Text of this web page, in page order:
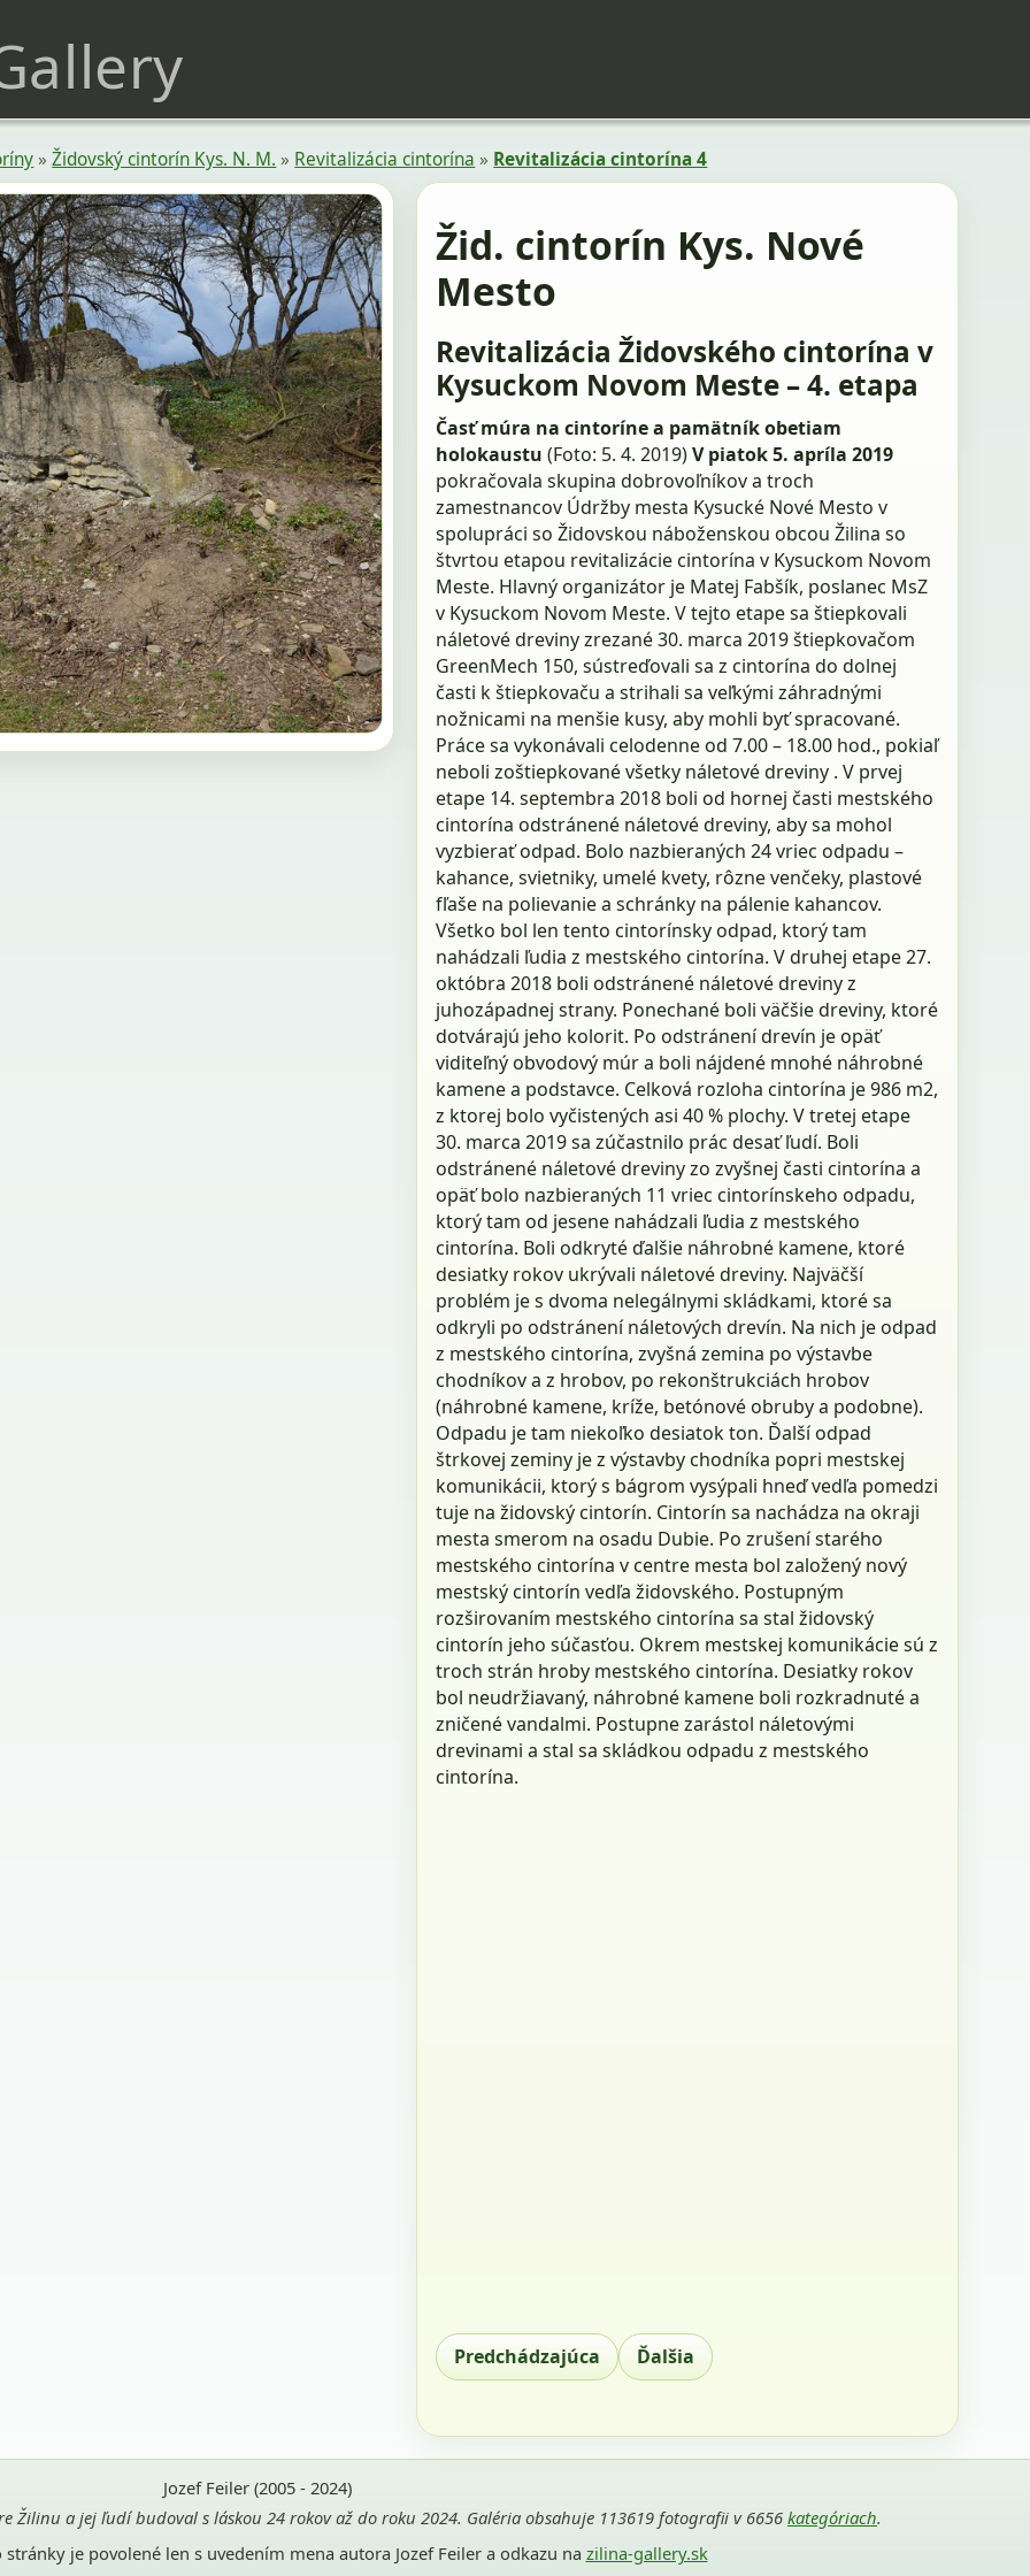
»Židovský cintorín Kys. N. M. » Revitalizácia cintorína » Revitalizácia cintorína 4
Žid. cintorín Kys. Nové
Mesto
Revitalizácia Židovského cintorína v
Kysuckom Novom Meste – 4. etapa
Časť múra na cintoríne a pamätník obetiam
holokaustu (Foto: 5. 4. 2019)V piatok 5. apríla 2019
pokračovala skupina dobrovoľníkov a troch
zamestnancov Údržby mesta Kysucké Nové Mesto v
spolupráci so Židovskou náboženskou obcou Žilina so
štvrtou etapou revitalizácie cintorína v Kysuckom Novom
Meste. Hlavný organizátor je Matej Fabšík, poslanec MsZ
v Kysuckom Novom Meste. V tejto etape sa štiepkovali
náletové dreviny zrezané 30. marca 2019 štiepkovačom
GreenMech 150, sústreďovali sa z cintorína do dolnej
časti k štiepkovaču a strihali sa veľkými záhradnými
nožnicami na menšie kusy, aby mohli byť spracované.
Práce sa vykonávali celodenne od 7.00 – 18.00 hod., pokiaľ
neboli zoštiepkované všetky náletové dreviny . V prvej
etape 14. septembra 2018 boli od hornej časti mestského
cintorína odstránené náletové dreviny, aby sa mohol
vyzbierať odpad. Bolo nazbieraných 24 vriec odpadu –
kahance, svietniky, umelé kvety, rôzne venčeky, plastové
fľaše na polievanie a schránky na pálenie kahancov.
Všetko bol len tento cintorínsky odpad, ktorý tam
nahádzali ľudia z mestského cintorína. V druhej etape 27.
októbra 2018 boli odstránené náletové dreviny z
juhozápadnej strany. Ponechané boli väčšie dreviny, ktoré
dotvárajú jeho kolorit. Po odstránení drevín je opäť
viditeľný obvodový múr a boli nájdené mnohé náhrobné
kamene a podstavce. Celková rozloha cintorína je 986 m2,
z ktorej bolo vyčistených asi 40 % plochy. V tretej etape
30. marca 2019 sa zúčastnilo prác desať ľudí. Boli
odstránené náletové dreviny zo zvyšnej časti cintorína a
opäť bolo nazbieraných 11 vriec cintorínskeho odpadu,
ktorý tam od jesene nahádzali ľudia z mestského
cintorína. Boli odkryté ďalšie náhrobné kamene, ktoré
desiatky rokov ukrývali náletové dreviny. Najväčší
problém je s dvoma nelegálnymi skládkami, ktoré sa
odkryli po odstránení náletových drevín. Na nich je odpad
z mestského cintorína, zvyšná zemina po výstavbe
chodníkov a z hrobov, po rekonštrukciách hrobov
(náhrobné kamene, kríže, betónové obruby a podobne).
Odpadu je tam niekoľko desiatok ton. Ďalší odpad
štrkovej zeminy je z výstavby chodníka popri mestskej
komunikácii, ktorý s bágrom vysýpali hneď vedľa pomedzi
tuje na židovský cintorín. Cintorín sa nachádza na okraji
mesta smerom na osadu Dubie. Po zrušení starého
mestského cintorína v centre mesta bol založený nový
mestský cintorín vedľa židovského. Postupným
rozširovaním mestského cintorína sa stal židovský
cintorín jeho súčasťou. Okrem mestskej komunikácie sú z
troch strán hroby mestského cintorína. Desiatky rokov
bol neudržiavaný, náhrobné kamene boli rozkradnuté a
zničené vandalmi. Postupne zarástol náletovými
drevinami a stal sa skládkou odpadu z mestského
cintorína.
Predchádzajúca Ďalšia
Jozef Feiler (2005 - 2024)
Žilinu a jej ľudí budoval s láskou 24 rokov až do roku 2024. Galéria obsahuje 113619 fotografii v 6656 kategóriach.
je povolené len s uvedením mena autora Jozef Feiler a odkazu na zilina-gallery.sk